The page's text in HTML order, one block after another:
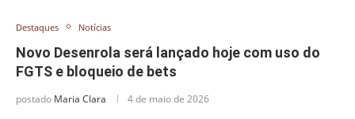
Destaques Notícias
Novo Desenrola será lançado hoje com uso do
FGTS e bloqueio de bets
postado Maria Clara 4 de maio de 2026